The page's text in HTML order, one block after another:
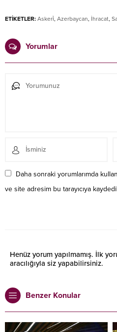
ETİKETLER: Askeri̇, Azerbaycan, İhracat,
Yorumlar
Daha sonraki yorumlarımda
ve site adresim bu tarayıcıya
Henüz yorum yapılmamış. İlk
aracılığıyla siz yapabilirsiniz.
Benzer Konular